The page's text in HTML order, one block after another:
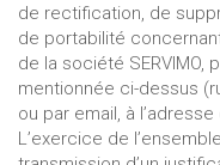
de rectification, de
de portabilité
de la société SERVIMO,
mentionnée ci-dessus
ou par email, à
L’exercice de